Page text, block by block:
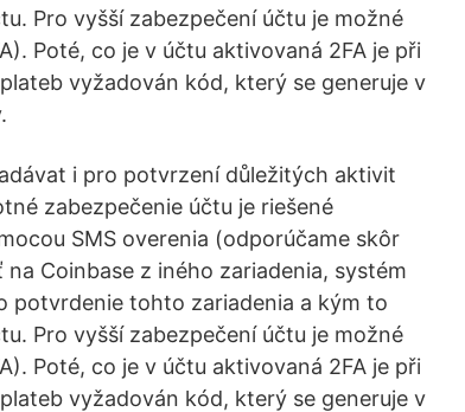
Pro vyšší zabezpečení účtu je možné
Poté, co je v účtu aktivovaná 2FA je při
vyžadován kód, který se generuje v
i pro potvrzení důležitých aktivit
zabezpečenie účtu je riešené
SMS overenia (odporúčame skôr
Coinbase z iného zariadenia, systém
potvrdenie tohto zariadenia a kým to
Pro vyšší zabezpečení účtu je možné
Poté, co je v účtu aktivovaná 2FA je při
vyžadován kód, který se generuje v